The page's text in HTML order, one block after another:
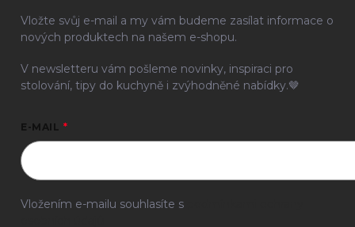
Vložte svůj e-mail a my vám budeme zasílat informace o
nových produktech na našem e-shopu.
V newsletteru vám pošleme novinky, inspiraci pro
stolování, tipy do kuchyně i zvýhodněné nabídky.🤎
E-MAIL
Vložením e-mailu souhlasíte s